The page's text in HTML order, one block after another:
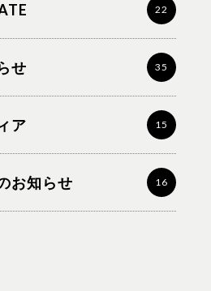
22
せ 35
ア 15
お知らせ 16